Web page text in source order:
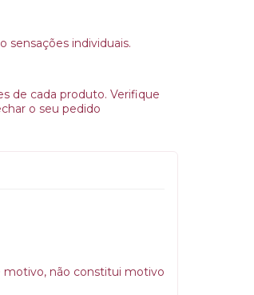
sensações individuais.
de cada produto. Verifique
o seu pedido
motivo, não constitui motivo